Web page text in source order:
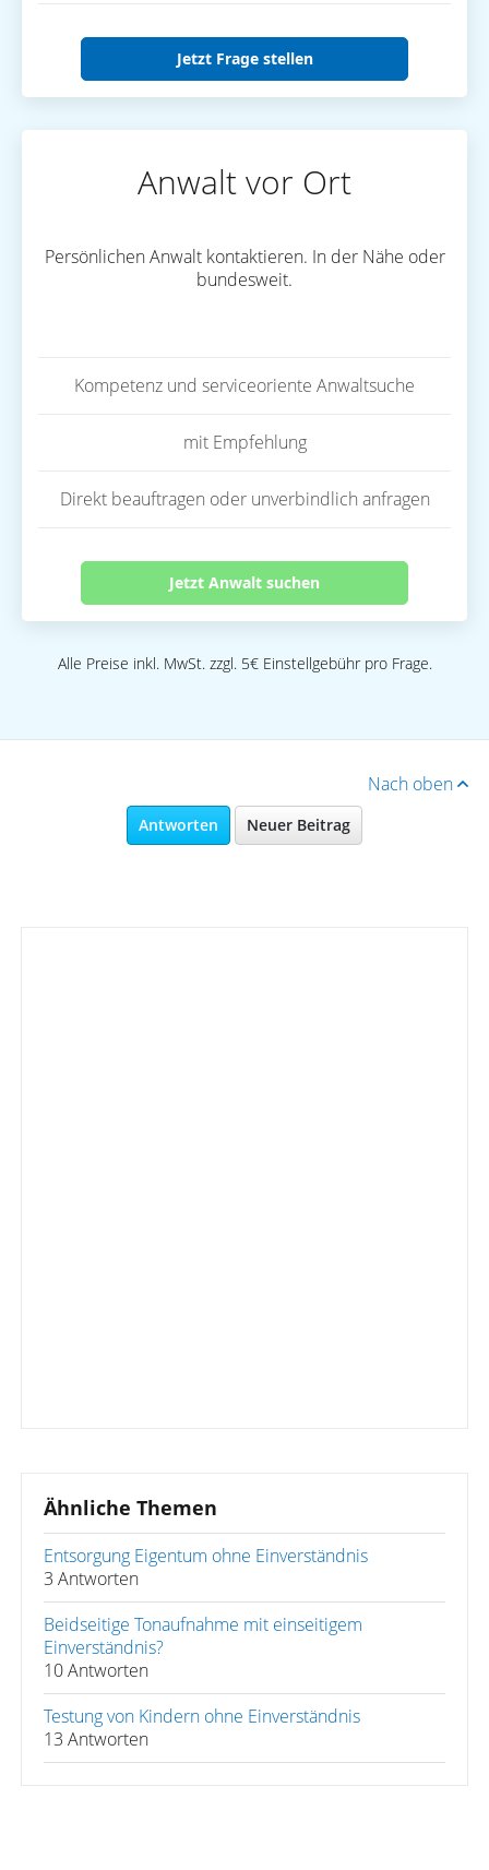
Jetzt Frage stellen
Anwalt vor Ort
Persönlichen Anwalt kontaktieren. In der Nähe oder
bundesweit.
Kompetenz und serviceoriente Anwaltsuche
mit Empfehlung
Direkt beauftragen oder unverbindlich anfragen
Jetzt Anwalt suchen
Alle Preise inkl. MwSt. zzgl. 5€ Einstellgebühr pro Frage.
Nach oben
Antworten Neuer Beitrag
Ähnliche Themen
Entsorgung Eigentum ohne Einverständnis
3 Antworten
Beidseitige Tonaufnahme mit einseitigem
Einverständnis?
10 Antworten
Testung von Kindern ohne Einverständnis
13 Antworten